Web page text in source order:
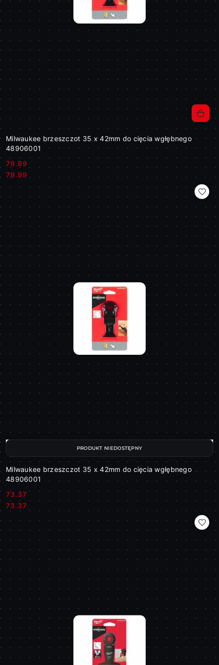
Milwaukee brzeszczot 35 x 42mm do cięcia wgłębnego
48906001
Cena:
79.99
Cena:
79.99
Milwaukee brzeszczot 35 x 42mm do cięcia wgłębnego
48906001
Cena:
73.37
Cena:
73.37
PRODUKT NIEDOSTĘPNY